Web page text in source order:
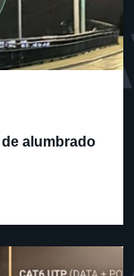
alumbrado